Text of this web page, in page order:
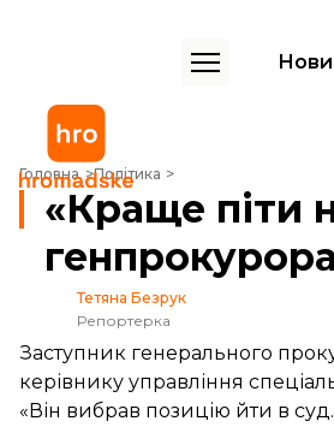
Головна Політика
«Краще піти ніби незаконно
«Краще піти
Тетяна Безрук
Репортерка
Заступник генерального
керівнику управління
«Він вибрав позицію йти в